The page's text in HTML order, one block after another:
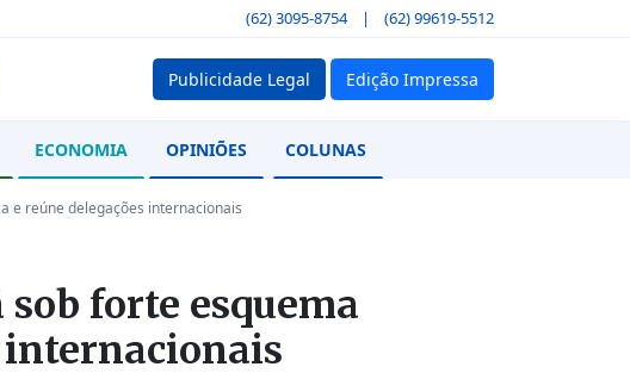
(62) 3095-8754 | (62) 99619-5512
Publicidade Legal Edição Impressa
ECONOMIA OPINIÕES COLUNAS
e reúne delegações internacionais
forte esquema
internacionais